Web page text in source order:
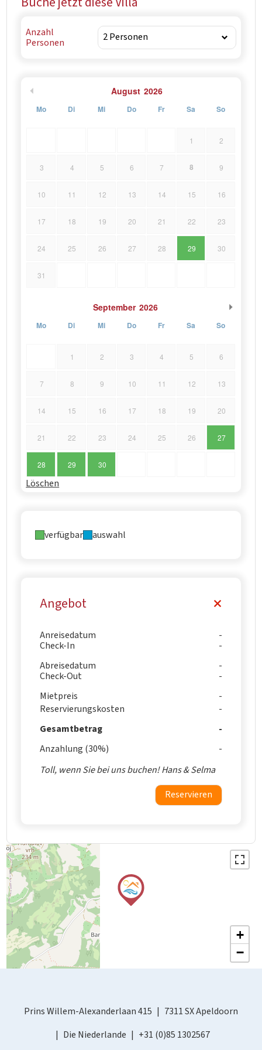
Anzahl
Personen
August 2026
Mo Di Mi Do Fr Sa So
1 2
3 4 5 6 7 8 9
10 11 12 13 14 15 16
17 18 19 20 21 22 23
24 25 26 27 28 29 30
31
September 2026
Mo Di Mi Do Fr Sa So
1 2 3 4 5 6
7 8 9 10 11 12 13
14 15 16 17 18 19 20
21 22 23 24 25 26 27
28 29 30
Löschen
verfügbar auswahl
Angebot
Anreisedatum
Check-In
Abreisedatum
Check-Out
Mietpreis
Reservierungskosten
Gesamtbetrag
Anzahlung (30%)
Toll, wenn Sie bei uns buchen! Hans & Selma
Reservieren
+
−
Prins Willem-Alexanderlaan 415
7311 SX Apeldoorn
Die Niederlande
+31 (0)85 1302567